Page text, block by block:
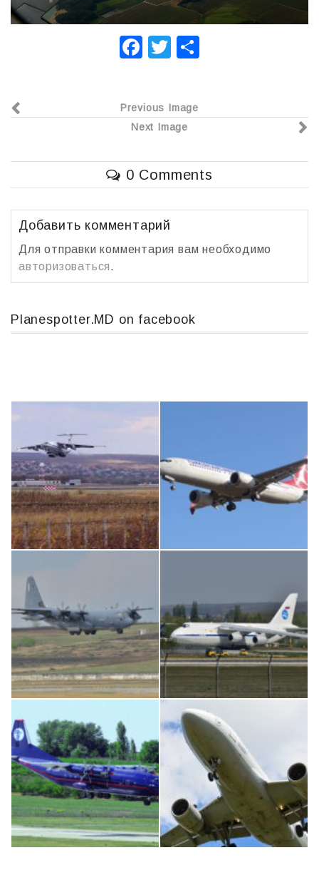
F
e
b
o
o
k
T
er р
в
и
т
Previous Image
Next Image
0 Comments
Добавить комментарий
Для отправки комментария вам необходимо
авторизоваться.
Planespotter.MD on facebook
IL76, RA-78844
MC-130, 15731 An124, RA-82013